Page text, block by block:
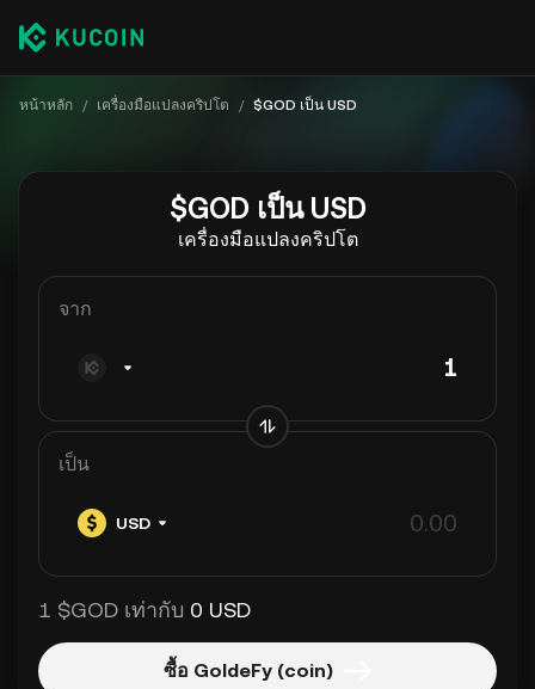
หน้าหลัก / เครื่องมือแปลงคริปโต / $GOD เป็น USD
$GOD เป็น USD
เครื่องมือแปลงคริปโต
จาก
เป็น
USD
1 $GOD เท่ากับ 0 USD
ซื้อ GoldeFy (coin)